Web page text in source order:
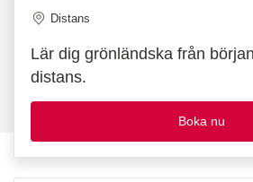
Plats
Distans
Lär dig grönländska från
distans.
Boka nu